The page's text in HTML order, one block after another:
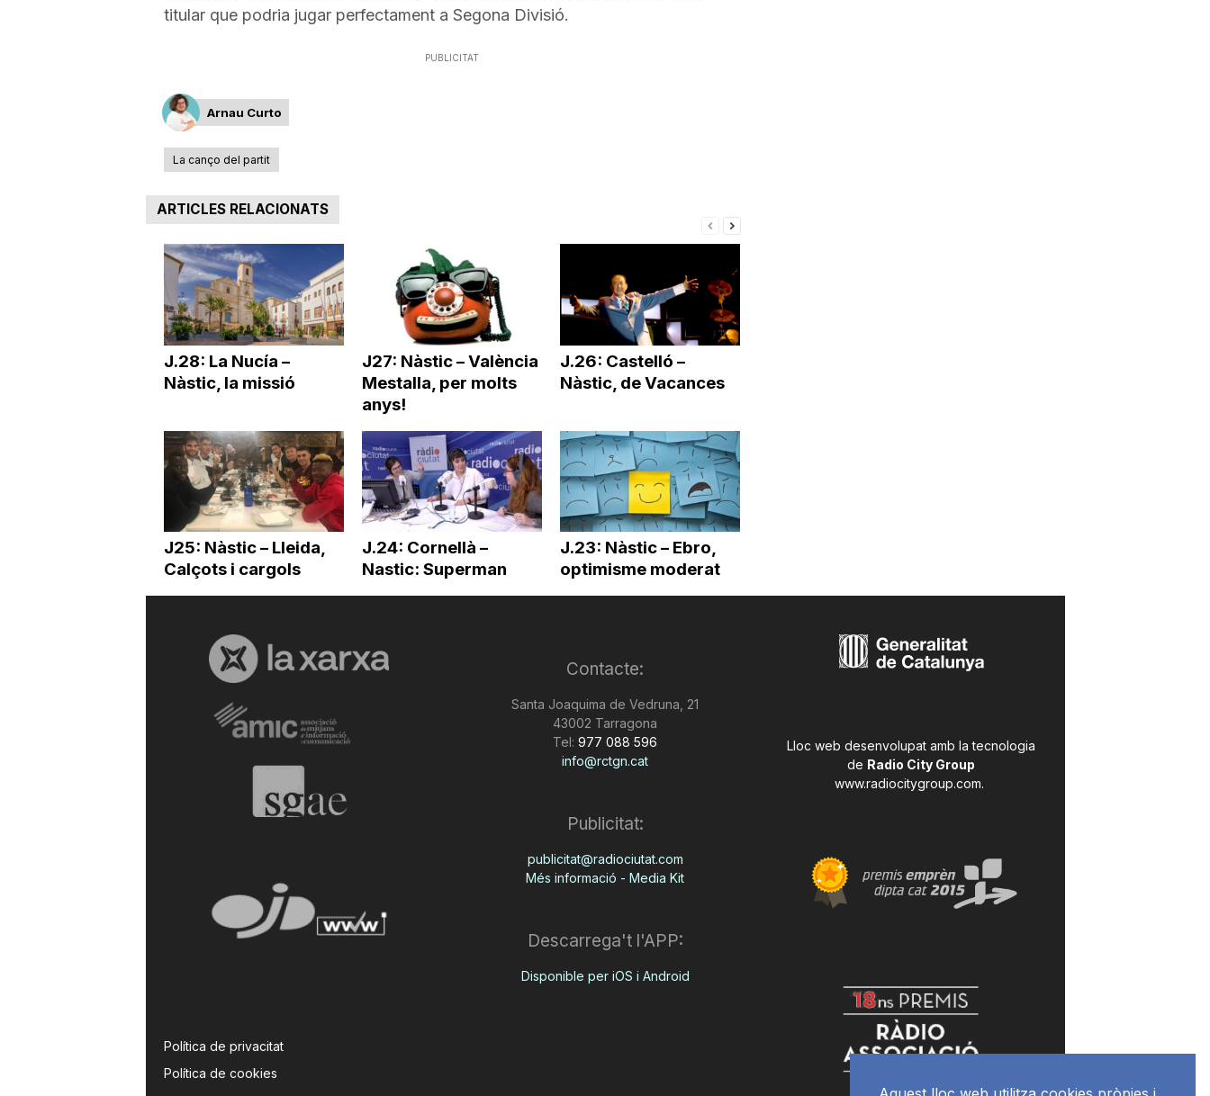
titular que podria jugar perfectament a Segona Divisió.
PUBLICITAT
Arnau Curto
La canço del partit
ARTICLES RELACIONATS
J.28: La Nucía –
Nàstic, la missió
J27: Nàstic – València
Mestalla, per molts
anys!
J.26: Castelló –
Nàstic, de Vacances
J25: Nàstic – Lleida,
Calçots i cargols
J.24: Cornellà –
Nastic: Superman
J.23: Nàstic – Ebro,
optimisme moderat
Política de privacitat
Política de cookies
Contacte:
Santa Joaquima de Vedruna, 21
43002 Tarragona
Tel: 977 088 596
info@rctgn.cat
Publicitat:
publicitat@radiociutat.com
Més informació - Media Kit
Descarrega't l'APP:
Disponible per iOS i Android
Lloc web desenvolupat amb la tecnologia
de Radio City Group
www.radiocitygroup.com.